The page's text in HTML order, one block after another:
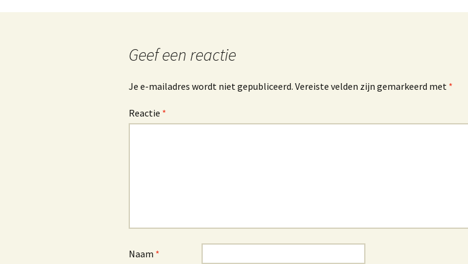
Geef een reactie
Je e-mailadres wordt niet gepubliceerd. Vereiste velden zijn gemarkeerd met *
Reactie *
Naam *